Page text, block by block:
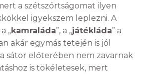
a szétszórtságomat ilyen
igyekszem leplezni. A
a „ kamraláda”, a „játékláda” a
akár egymás tetején is jól
sátor előterében nem zavarnak
is tökéletesek, mert